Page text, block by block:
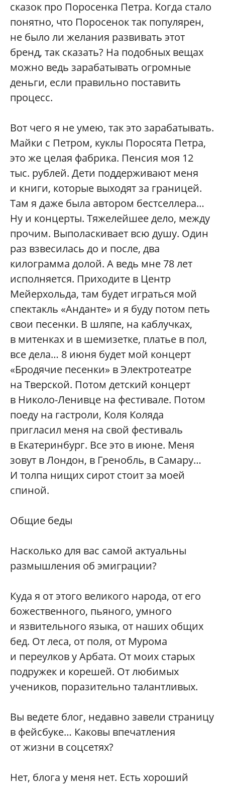
сказок про Поросенка Петра. Когда стало
понятно, что Поросенок так популярен,
не было ли желания развивать этот
бренд, так сказать? На подобных вещах
можно ведь зарабатывать огромные
деньги, если правильно поставить
процесс.
Вот чего я не умею, так это зарабатывать.
Майки с Петром, куклы Поросята Петра,
это же целая фабрика. Пенсия моя 12
тыс. рублей. Дети поддерживают меня
и книги, которые выходят за границей.
Там я даже была автором бестселлера…
Ну и концерты. Тяжелейшее дело, между
прочим. Выполаскивает всю душу. Один
раз взвесилась до и после, два
килограмма долой. А ведь мне 78 лет
исполняется. Приходите в Центр
Мейерхольда, там будет играться мой
спектакль «Анданте» и я буду потом петь
свои песенки. В шляпе, на каблучках,
в митенках и в шемизетке, платье в пол,
все дела… 8 июня будет мой концерт
«Бродячие песенки» в Электротеатре
на Тверской. Потом детский концерт
в Николо-Ленивце на фестивале. Потом
поеду на гастроли, Коля Коляда
пригласил меня на свой фестиваль
в Екатеринбург. Все это в июне. Меня
зовут в Лондон, в Гренобль, в Самару…
И толпа нищих сирот стоит за моей
спиной.
Общие беды
Насколько для вас самой актуальны
размышления об эмиграции?
Куда я от этого великого народа, от его
божественного, пьяного, умного
и язвительного языка, от наших общих
бед. От леса, от поля, от Мурома
и переулков у Арбата. От моих старых
подружек и корешей. От любимых
учеников, поразительно талантливых.
Вы ведете блог, недавно завели страницу
в фейсбуке… Каковы впечатления
от жизни в соцсетях?
Нет, блога у меня нет. Есть хороший